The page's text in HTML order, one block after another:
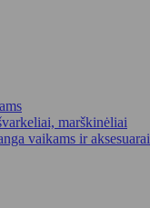
marškinėliai
vaikams ir aksesuarai